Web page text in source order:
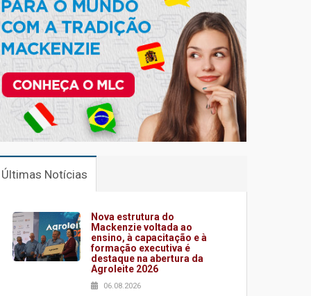
Últimas Notícias
Nova estrutura do
Mackenzie voltada ao
ensino, à capacitação e à
formação executiva é
destaque na abertura da
Agroleite 2026
06.08.2026